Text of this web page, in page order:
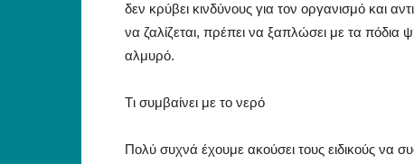
δεν κρύβει κινδύνους για τον οργανισμό και
να ζαλίζεται, πρέπει να ξαπλώσει με τα πόδια
αλμυρό.
Tι συμβαίνει με το νερό
Πολύ συχνά έχουμε ακούσει τους ειδικούς να